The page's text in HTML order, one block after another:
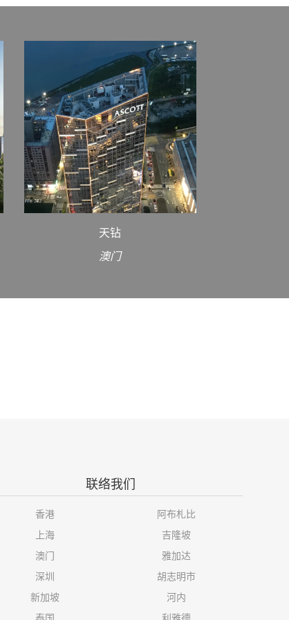
天钻
澳门
联络我们
香港
上海
澳门
深圳
新加坡
阿布札比
吉隆坡
雅加达
胡志明市
河内